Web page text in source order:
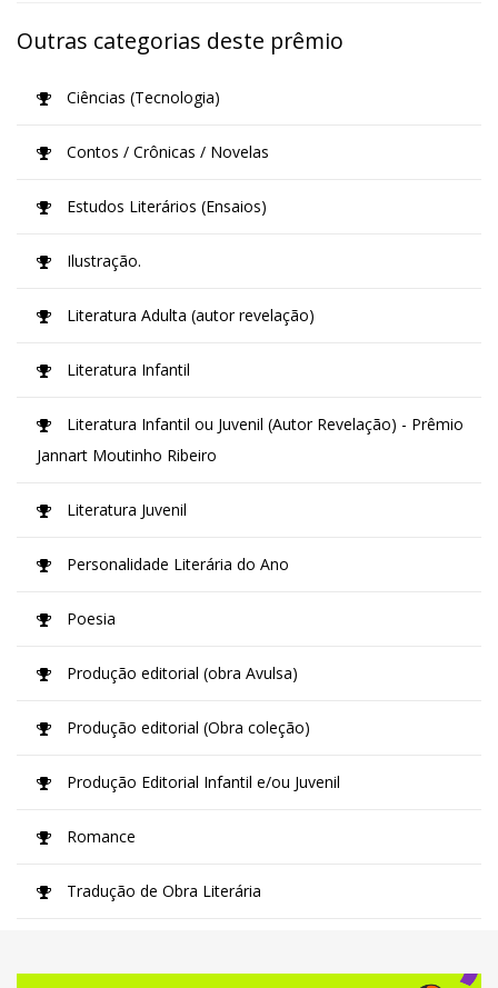
Outras categorias deste prêmio
Ciências (Tecnologia)
Contos / Crônicas / Novelas
Estudos Literários (Ensaios)
Ilustração.
Literatura Adulta (autor revelação)
Literatura Infantil
Literatura Infantil ou Juvenil (Autor Revelação) - Prêmio
Jannart Moutinho Ribeiro
Literatura Juvenil
Personalidade Literária do Ano
Poesia
Produção editorial (obra Avulsa)
Produção editorial (Obra coleção)
Produção Editorial Infantil e/ou Juvenil
Romance
Tradução de Obra Literária